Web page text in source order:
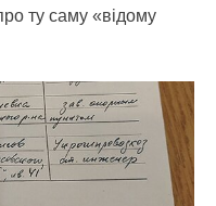
ту саму «відому